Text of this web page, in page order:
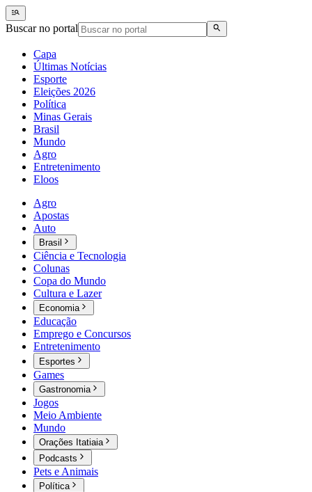
Buscar no portal
Capa
Últimas Notícias
Esporte
Eleições 2026
Política
Minas Gerais
Brasil
Mundo
Agro
Entretenimento
Eloos
Agro
Apostas
Auto
Brasil
Ciência e Tecnologia
Colunas
Copa do Mundo
Cultura e Lazer
Economia
Educação
Emprego e Concursos
Entretenimento
Esportes
Games
Gastronomia
Jogos
Meio Ambiente
Mundo
Orações Itatiaia
Podcasts
Pets e Animais
Política